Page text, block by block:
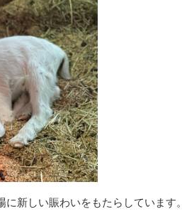
新しい賑わいをもたらしています。